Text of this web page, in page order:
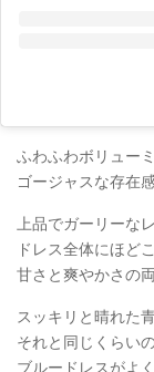
ふわふわボリュー
ゴージャスな存在
上品でガーリーな
ドレス全体にほど
甘さと爽やかさの
スッキリと晴れた
それと同じくらい
ブルードレスがよ